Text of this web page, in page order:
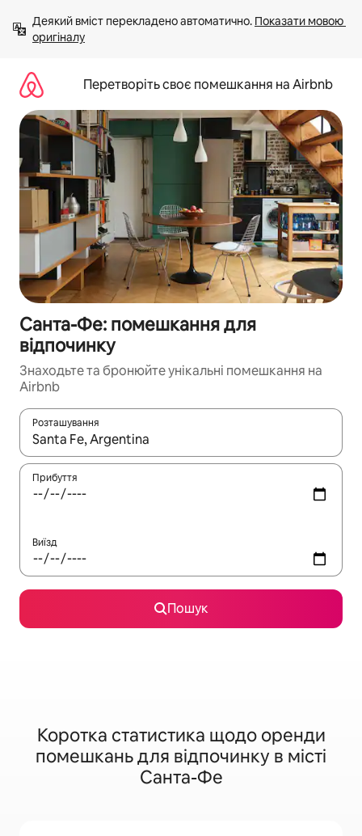
вмісту
Деякий вміст перекладено автоматично. Показати мовою
оригіналу
Перетворіть своє помешкання на Airbnb
Санта-Фе: помешкання для
відпочинку
Знаходьте та бронюйте унікальні помешкання на
Airbnb
Розташування
Отримавши результати пошуку, використовуйте для
Прибуття
Виїзд
Пошук
Коротка статистика щодо оренди
помешкань для відпочинку в місті
Санта-Фе